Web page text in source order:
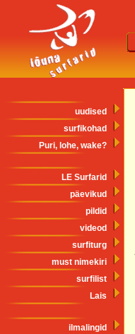
uudised
surfikohad
Puri, lohe, wake?
LE Surfarid
päevikud
pildid
videod
surfiturg
must nimekiri
surfilist
Lais
ilmalingid